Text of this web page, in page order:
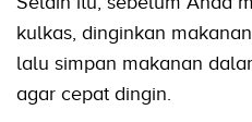
kulkas, dinginkan
lalu simpan makanan
agar cepat dingin.